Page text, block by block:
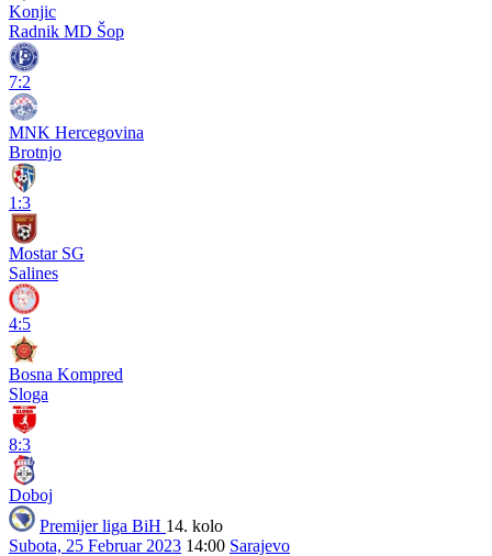
Konjic
Radnik MD Šop
7:2
MNK Hercegovina
Brotnjo
1:3
Mostar SG
Salines
4:5
Bosna Kompred
Sloga
8:3
Doboj
Premijer liga BiH 14. kolo
Subota, 25 Februar 2023 14:00 Sarajevo